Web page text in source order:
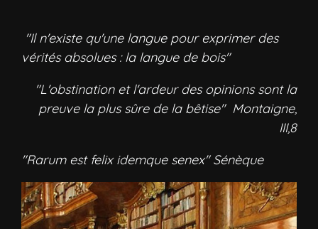
"Il n'existe qu'une langue pour exprimer des
vérités absolues : la langue de bois"
"L'obstination et l'ardeur des opinions sont la
preuve la plus sûre de la bêtise" Montaigne,
III,8
"Rarum est felix idemque senex" Sénèque